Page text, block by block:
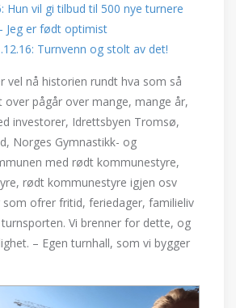
Hun vil gi tilbud til 500 nye turnere
Jeg er født optimist
Turnvenn og stolt av det!
vel nå historien rundt hva som så
over pågår over mange, mange år,
investorer, Idrettsbyen Tromsø,
Norges Gymnastikk- og
med rødt kommunestyre,
rødt kommunestyre igjen osv
som ofrer fritid, feriedager, familieliv
Vi brenner for dette, og
– Egen turnhall, som vi bygger